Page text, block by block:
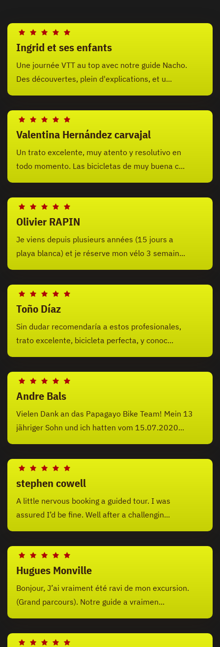
Ingrid et ses enfants
Une journée VTT au top avec notre guide Nacho.
Des découvertes, plein d'explications, et u...
Valentina Hernández carvajal
Un trato excelente, muy atento y resolutivo en
todo momento. Las bicicletas de muy buena c...
Olivier RAPIN
Je viens depuis plusieurs années (15 jours a
playa blanca) et je réserve mon vélo 3 semain...
Toño Díaz
Sin dudar recomendaría a estos profesionales,
trato excelente, bicicleta perfecta, y conoc...
Andre Bals
Vielen Dank an das Papagayo Bike Team! Mein 13
jähriger Sohn und ich hatten vom 15.07.2020...
stephen cowell
A little nervous booking a guided tour. I was
assured I’d be fine. Well after a challengin...
Hugues Monville
Bonjour, J’ai vraiment été ravi de mon excursion.
(Grand parcours). Notre guide a vraimen...